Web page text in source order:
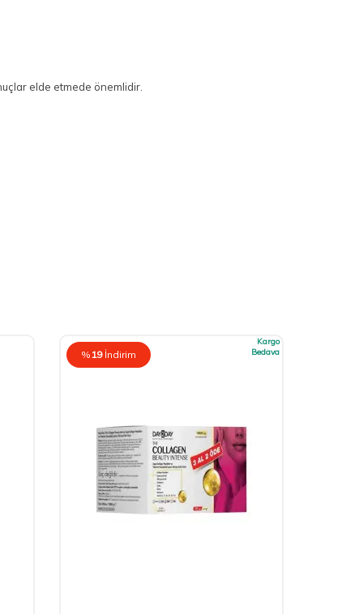
elde etmede önemlidir.
%19 İndirim
Kargo
Bedava